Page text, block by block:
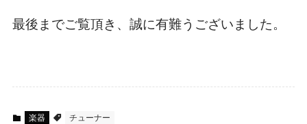
最後までご覧頂き、誠に有難うございました。
楽器 チューナー